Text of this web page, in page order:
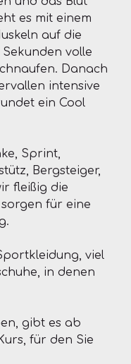
es mit einem
auf die
volle
Danach
intensive
ein Cool
Sprint,
Bergsteiger,
fleißig die
für eine
viel
in denen
gibt es ab
für den Sie